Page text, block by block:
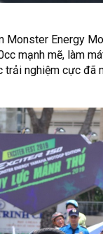
Monster Energy
mạnh mẽ, làm
nghiệm cực đã